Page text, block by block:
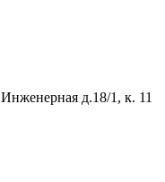
д.18/1, к. 11